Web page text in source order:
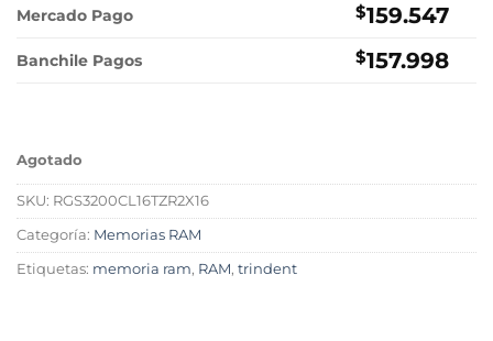
Mercado Pago $159.547
Banchile Pagos $157.998
Agotado
SKU: RGS3200CL16TZR2X16
Categoría: Memorias RAM
Etiquetas: memoria ram, RAM, trindent